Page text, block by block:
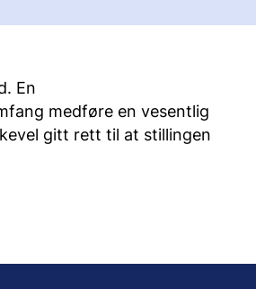
En
medføre en vesentlig
gitt rett til at stillingen